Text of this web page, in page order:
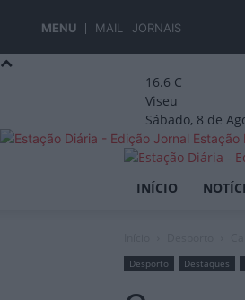
MENU MAIL JORNAIS
16.6 C
Viseu
Sábado, 8 de
Estação
INÍCIO
Desporto Destaques